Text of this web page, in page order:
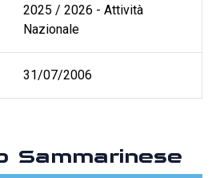
2025 / 2026 - Attività
Nazionale
31/07/2006
Sammarinese